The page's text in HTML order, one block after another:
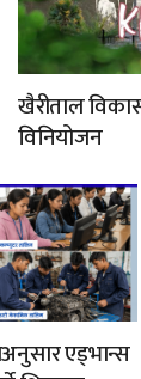
खैरीताल
विनियोजन
एड्भान्स